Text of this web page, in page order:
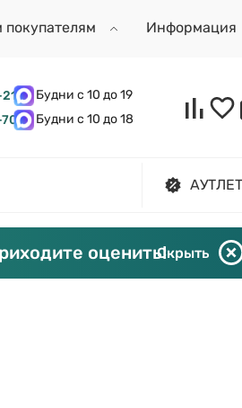
покупателям Информация
Будни с 10 до 19
Будни с 10 до 18
АУТЛЕТ
оценить!Скрыть